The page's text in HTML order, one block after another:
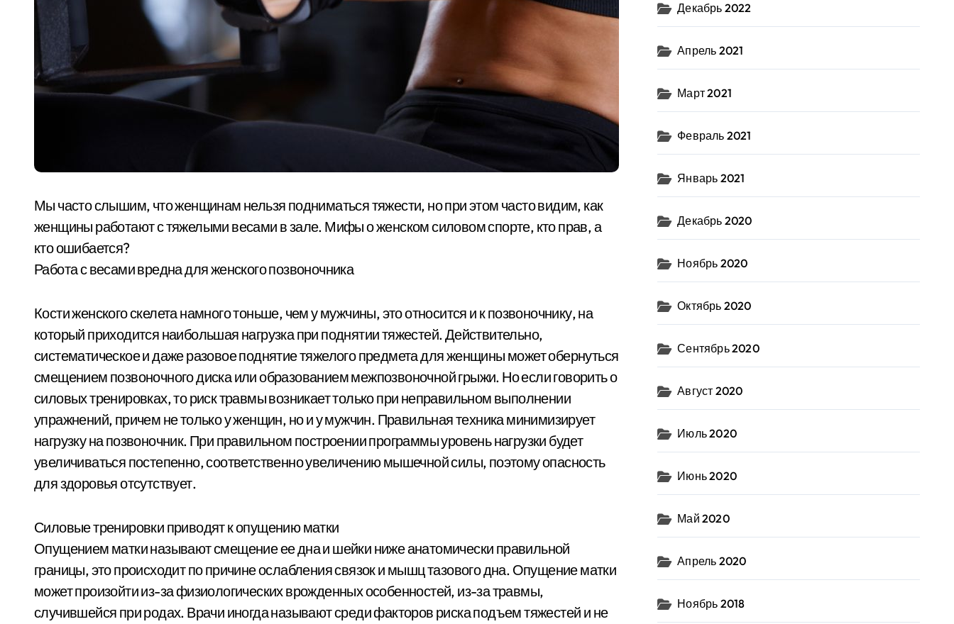
Мы часто слышим, что женщинам нельзя подниматься тяжести, но при этом часто видим, как
женщины работают с тяжелыми весами в зале. Мифы о женском силовом спорте, кто прав, а
кто ошибается?
Работа с весами вредна для женского позвоночника
Кости женского скелета намного тоньше, чем у мужчины, это относится и к позвоночнику, на
который приходится наибольшая нагрузка при поднятии тяжестей. Действительно,
систематическое и даже разовое поднятие тяжелого предмета для женщины может обернуться
смещением позвоночного диска или образованием межпозвоночной грыжи. Но если говорить о
силовых тренировках, то риск травмы возникает только при неправильном выполнении
упражнений, причем не только у женщин, но и у мужчин. Правильная техника минимизирует
нагрузку на позвоночник. При правильном построении программы уровень нагрузки будет
увеличиваться постепенно, соответственно увеличению мышечной силы, поэтому опасность
для здоровья отсутствует.
Силовые тренировки приводят к опущению матки
Опущением матки называют смещение ее дна и шейки ниже анатомически правильной
границы, это происходит по причине ослабления связок и мышц тазового дна. Опущение матки
может произойти из-за физиологических врожденных особенностей, из-за травмы,
случившейся при родах. Врачи иногда называют среди факторов риска подъем тяжестей и не
Декабрь 2022
Апрель 2021
Март 2021
Февраль 2021
Январь 2021
Декабрь 2020
Ноябрь 2020
Октябрь 2020
Сентябрь 2020
Август 2020
Июль 2020
Июнь 2020
Май 2020
Апрель 2020
Ноябрь 2018